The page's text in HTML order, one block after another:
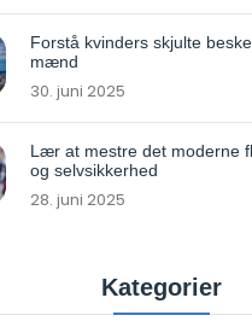
Forstå kvinders skjulte
mænd
30. juni 2025
Lær at mestre det moderne
og selvsikkerhed
28. juni 2025
Kategorier